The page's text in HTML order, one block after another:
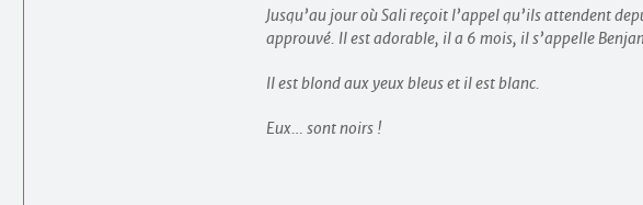
Jusqu’au jour où Sali reçoit l’appel qu’ils attendent
approuvé. Il est adorable, il a 6 mois, il s’appelle
Il est blond aux yeux bleus et il est blanc.
Eux… sont noirs !